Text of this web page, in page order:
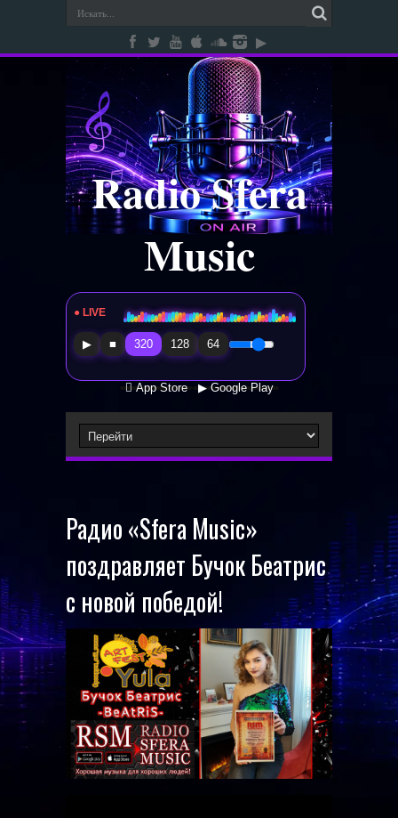
Radio Sfera
Music
● LIVE Radio Sfera Music
▶ ■ 320 128 64
 App Store ▶ Google Play
Радио «Sfera Music»
поздравляет Бучок Беатрис
с новой победой!